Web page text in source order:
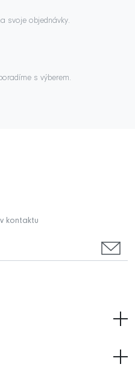
svoje objednávky.
s výberem.
kontaktu